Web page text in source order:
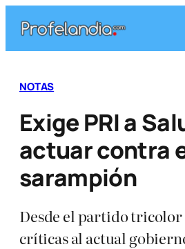
contenido
NOTAS
Exige PRI a
actuar contra
sarampión
Desde el partido tricolor
críticas al actual